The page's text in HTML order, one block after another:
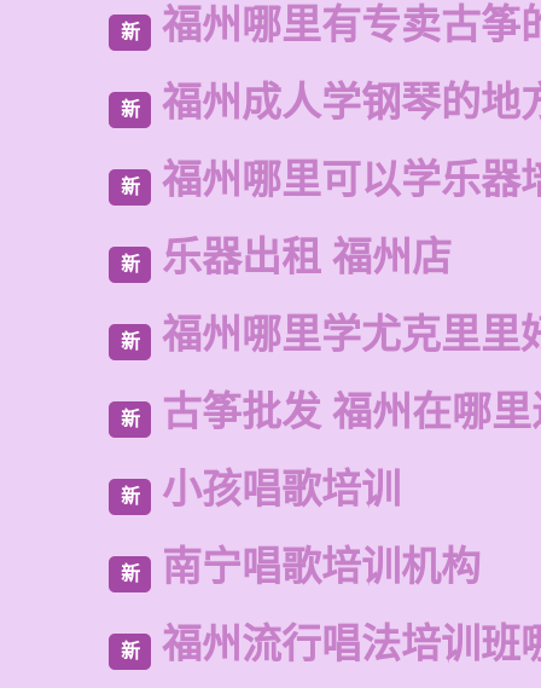
新 福州哪里有专卖古筝
新 福州成人学钢琴的地
新 福州哪里可以学乐器
新 乐器出租 福州店
新 福州哪里学尤克里里
新 古筝批发 福州在哪
新 小孩唱歌培训
新 南宁唱歌培训机构
新 福州流行唱法培训班